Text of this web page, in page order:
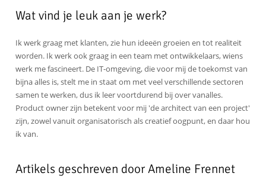
Wat vind je leuk aan je werk?
Ik werk graag met klanten, zie hun ideeën groeien en tot realiteit
worden. Ik werk ook graag in een team met ontwikkelaars, wiens
werk me fascineert. De IT-omgeving, die voor mij de toekomst van
bijna alles is, stelt me in staat om met veel verschillende sectoren
samen te werken, dus ik leer voortdurend bij over vanalles.
Product owner zijn betekent voor mij 'de architect van een project'
zijn, zowel vanuit organisatorisch als creatief oogpunt, en daar hou
ik van.
Artikels geschreven door Ameline Frennet